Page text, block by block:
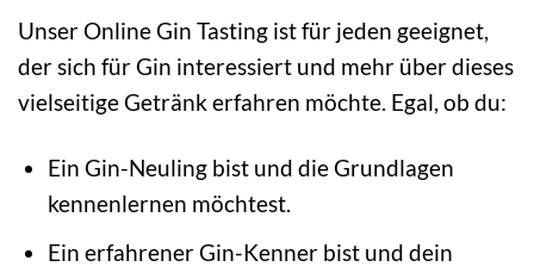
Unser Online Gin Tasting ist für jeden geeignet,
der sich für Gin interessiert und mehr über dieses
vielseitige Getränk erfahren möchte. Egal, ob du:
Ein Gin-Neuling bist und die Grundlagen
kennenlernen möchtest.
Ein erfahrener Gin-Kenner bist und dein